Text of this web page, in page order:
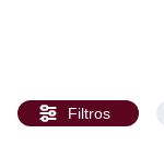
Filtros